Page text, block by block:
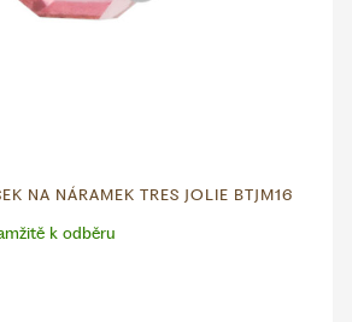
NA NÁRAMEK TRES JOLIE BTJM16
k odběru